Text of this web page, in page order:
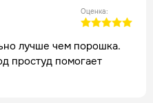
с болезнью.Оценка:
лучше чем порошка.
простуд помогает